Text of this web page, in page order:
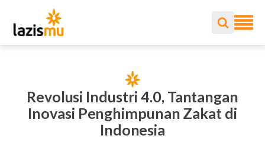
Revolusi Industri 4.0, Tantangan
Inovasi Penghimpunan Zakat di
Indonesia